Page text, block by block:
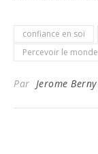
confiance en soi
Percevoir le monde
Par Jerome Berny